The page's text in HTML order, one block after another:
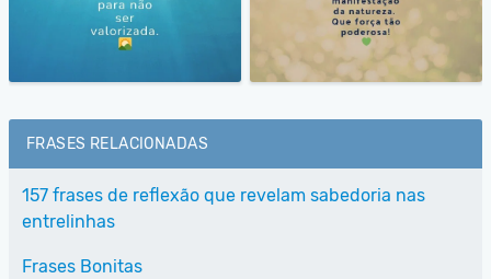
FRASES RELACIONADAS
157 frases de reflexão que revelam sabedoria nas
entrelinhas
Frases Bonitas